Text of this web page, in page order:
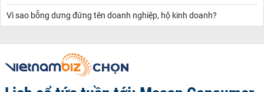
Vì sao bỗng dưng đứng tên doanh nghiệp, hộ kinh doanh?